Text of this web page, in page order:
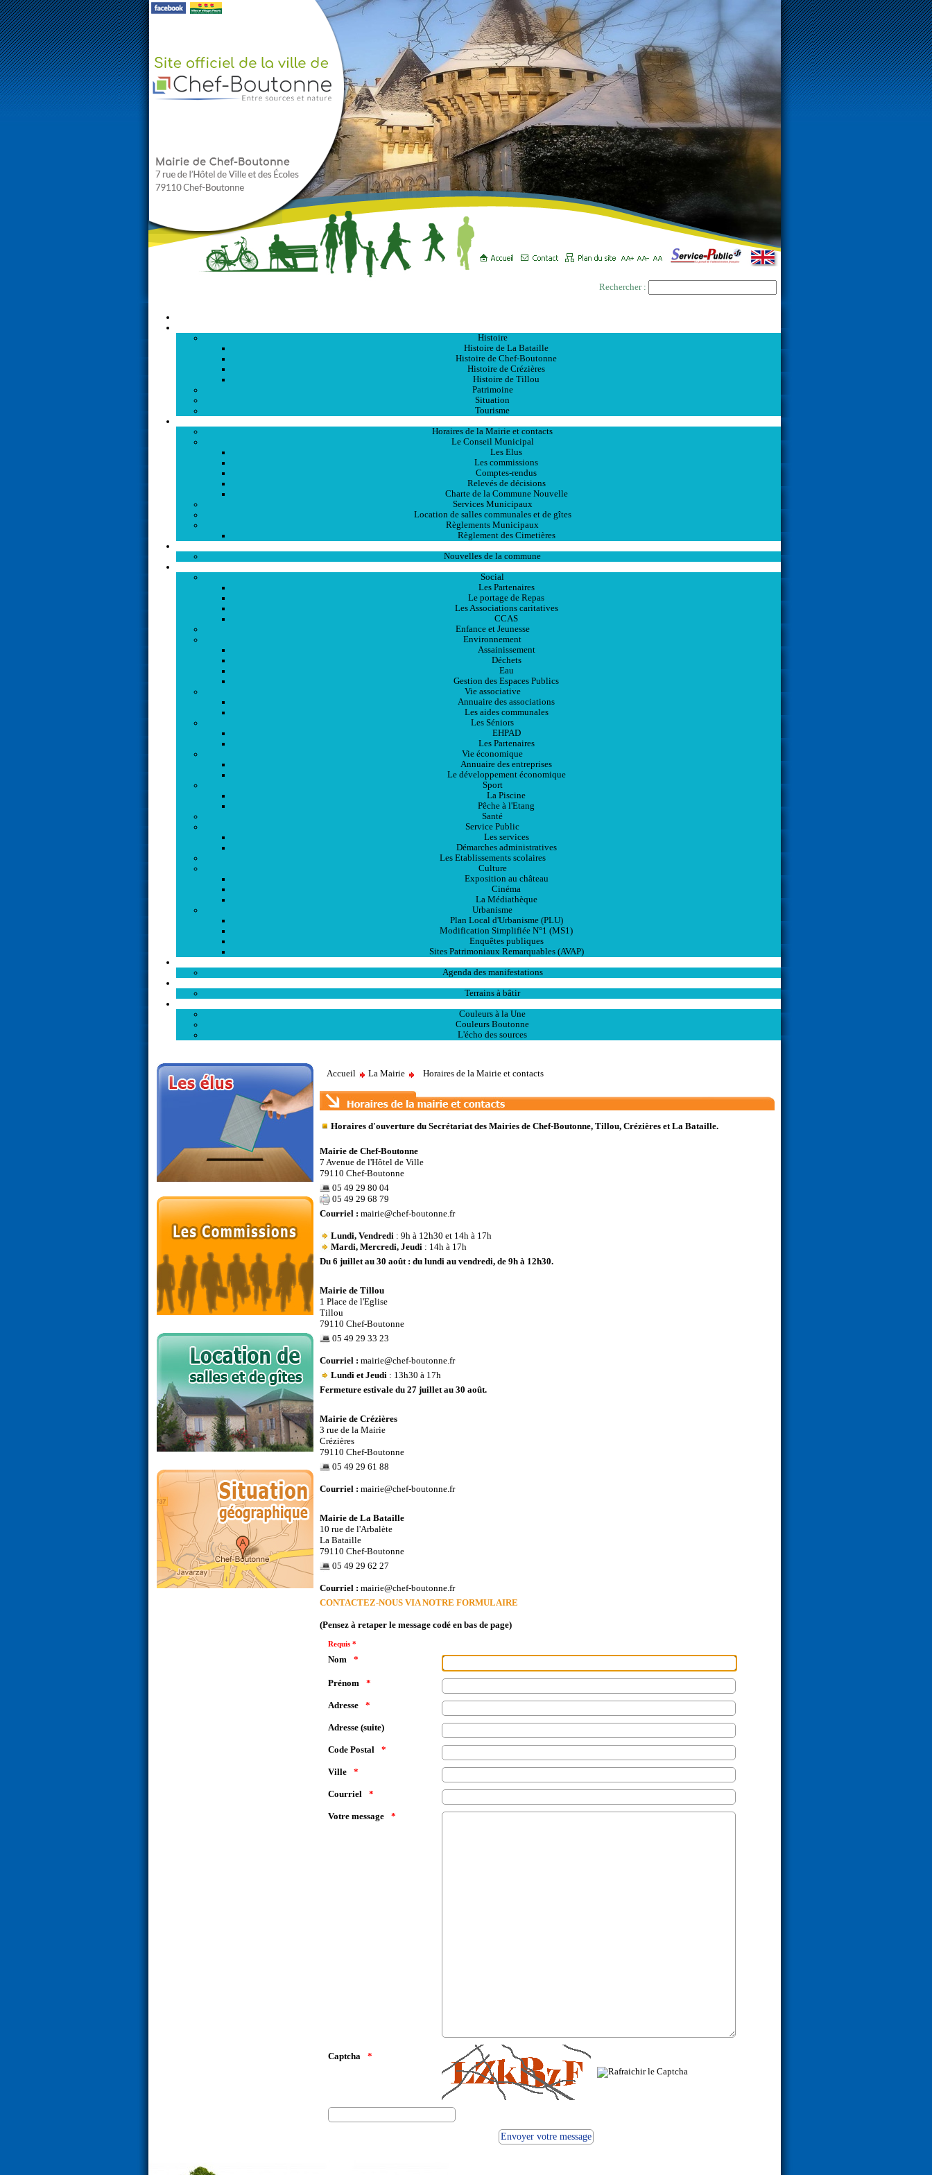
Rechercher :
Histoire
Histoire de La Bataille
Histoire de Chef-Boutonne
Histoire de Crézières
Histoire de Tillou
Patrimoine
Situation
Tourisme
Horaires de la Mairie et contacts
Le Conseil Municipal
Les Elus
Les commissions
Comptes-rendus
Relevés de décisions
Charte de la Commune Nouvelle
Services Municipaux
Location de salles communales et de gîtes
Règlements Municipaux
Règlement des Cimetières
Nouvelles de la commune
Social
Les Partenaires
Le portage de Repas
Les Associations caritatives
CCAS
Enfance et Jeunesse
Environnement
Assainissement
Déchets
Eau
Gestion des Espaces Publics
Vie associative
Annuaire des associations
Les aides communales
Les Séniors
EHPAD
Les Partenaires
Vie économique
Annuaire des entreprises
Le développement économique
Sport
La Piscine
Pêche à l'Etang
Santé
Service Public
Les services
Démarches administratives
Les Etablissements scolaires
Culture
Exposition au château
Cinéma
La Médiathèque
Urbanisme
Plan Local d'Urbanisme (PLU)
Modification Simplifiée N°1 (MS1)
Enquêtes publiques
Sites Patrimoniaux Remarquables (AVAP)
Agenda des manifestations
Terrains à bâtir
Couleurs à la Une
Couleurs Boutonne
L'écho des sources
Accueil La Mairie Horaires de la Mairie et contacts
Horaires d'ouverture du Secrétariat des Mairies de Chef-Boutonne, Tillou, Crézières et La Bataille.
Mairie de Chef-Boutonne
7 Avenue de l'Hôtel de Ville
79110 Chef-Boutonne
05 49 29 80 04
05 49 29 68 79
Courriel : mairie@chef-boutonne.fr
Lundi, Vendredi : 9h à 12h30 et 14h à 17h
Mardi, Mercredi, Jeudi : 14h à 17h
Du 6 juillet au 30 août : du lundi au vendredi, de 9h à 12h30.
Mairie de Tillou
1 Place de l'Eglise
Tillou
79110 Chef-Boutonne
05 49 29 33 23
Courriel : mairie@chef-boutonne.fr
Lundi et Jeudi : 13h30 à 17h
Fermeture estivale du 27 juillet au 30 août.
Mairie de Crézières
3 rue de la Mairie
Crézières
79110 Chef-Boutonne
05 49 29 61 88
Courriel : mairie@chef-boutonne.fr
Mairie de La Bataille
10 rue de l'Arbalète
La Bataille
79110 Chef-Boutonne
05 49 29 62 27
Courriel : mairie@chef-boutonne.fr
CONTACTEZ-NOUS VIA NOTRE FORMULAIRE
(Pensez à retaper le message codé en bas de page)
Requis *
Nom
Prénom
Adresse
Adresse (suite)
Code Postal
Ville
Courriel
Votre message
Captcha